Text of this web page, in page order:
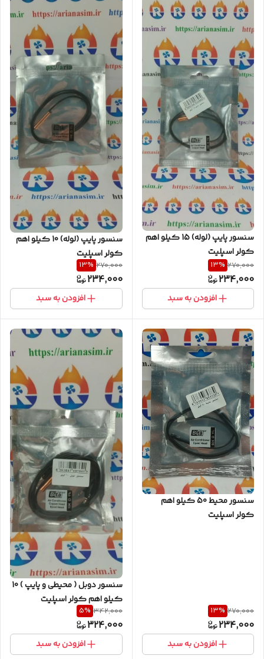
سنسور پایپ (لوله) 15 کیلو اهم
کولر اسپلیت
270,000
13%
234,000
افزودن به سبد
سنسور پایپ (لوله) 10 کیلو اهم
کولر اسپلیت
270,000
13%
234,000
افزودن به سبد
سنسور محیط 50 کیلو اهم
کولر اسپلیت
270,000
13%
234,000
افزودن به سبد
سنسور دوبل ( محیطی و پایپ ) 10
کیلو اهم کولر اسپلیت
342,000
5%
324,000
افزودن به سبد